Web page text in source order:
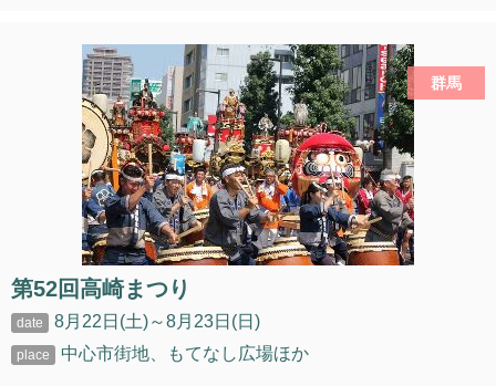
群馬
第52回高崎まつり
8月22日(土)～8月23日(日)
中心市街地、もてなし広場ほか